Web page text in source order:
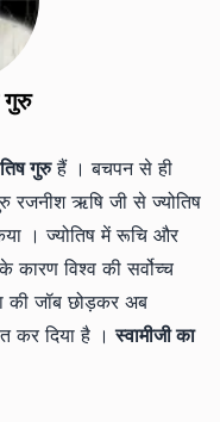
गुरु
गुरुहैं । बचपन से ही
रजनीश ऋषि जी से ज्योतिष
। ज्योतिष में रूचि और
विश्व की सर्वोच्च
की जॉब छोड़कर अब
कर दिया है ।स्वामीजी का